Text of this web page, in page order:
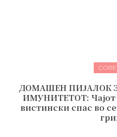
ДОМАШЕН ПИЈАЛОК
ИМУНИТЕТОТ: Чајот
вистински спас во